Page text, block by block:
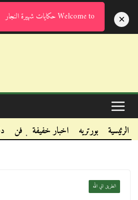
الأحد, أغسطس 9, 2026
.
.
الرئيسية بورتريه اخبار خفيفة فن
الطريق الي الله
Welcome to حكايات شهيرة النجار ×